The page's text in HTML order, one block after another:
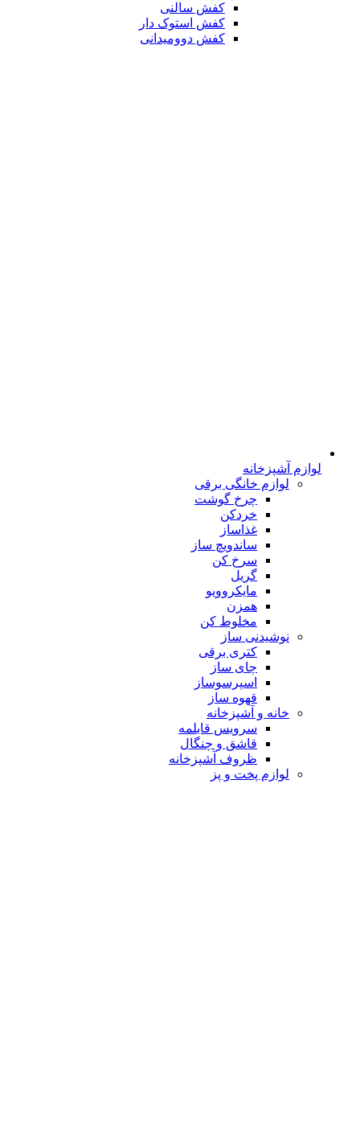
کفش سالنی
کفش استوک دار
کفش دوومیدانی
لوازم آشپزخانه
لوازم خانگی برقی
چرخ گوشت
خردکن
غذاساز
ساندویچ ساز
سرخ کن
گریل
مایکروویو
همزن
مخلوط کن
نوشیدنی ساز
کتری برقی
چای ساز
اسپرسوساز
قهوه ساز
خانه و آشپزخانه
سرویس قابلمه
قاشق و چنگال
ظروف آشپزخانه
لوازم پخت و پز